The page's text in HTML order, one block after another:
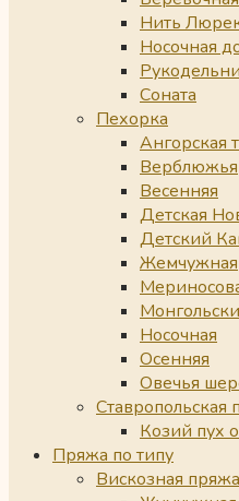
Нить
Носочная
Соната
Пехорка
Ангорская
Верблюжья
Весенняя
Детская
Детский
Жемчужная
Носочная
Осенняя
Овечья
Ставропольская
Козий пух
Пряжа по типу
Вискозная пряжа